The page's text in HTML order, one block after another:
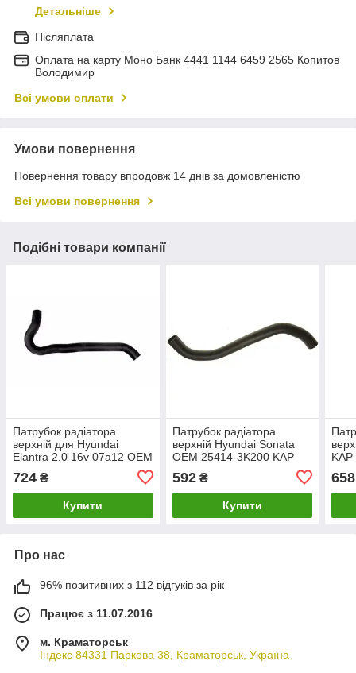
Детальніше
Післяплата
Оплата на карту Моно Банк 4441 1144 6459 2565 Копитов
Володимир
Всі умови оплати
Умови повернення
Повернення товару впродовж 14 днів за домовленістю
Всі умови повернення
Подібні товари компанії
Патрубок радіатора
верхній для Hyundai
Elantra 2.0 16v 07a12 OEM
H06HOSSD00101
724 ₴
Купити
Патрубок радіатора
верхній Hyundai Sonata
OEM 25414-3K200 KAP
592₴
Купити
658
Про нас
96% позитивних з 112 відгуків за рік
Працює з 11.07.2016
м. Краматорськ
Індекс 84331 Паркова 38, Краматорськ, Україна